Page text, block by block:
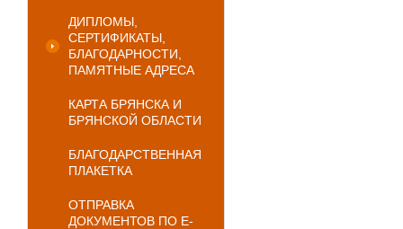
ДИПЛОМЫ,
СЕРТИФИКАТЫ,
БЛАГОДАРНОСТИ,
ПАМЯТНЫЕ АДРЕСА
КАРТА БРЯНСКА И
БРЯНСКОЙ ОБЛАСТИ
БЛАГОДАРСТВЕННАЯ
ПЛАКЕТКА
ОТПРАВКА
ДОКУМЕНТОВ ПО E-